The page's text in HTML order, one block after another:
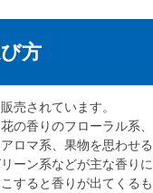
方
売されています。
の香りのフローラル系、
ロマ系、果物を思わせる
ーン系などが主な香りに
すると香りが出てくるも